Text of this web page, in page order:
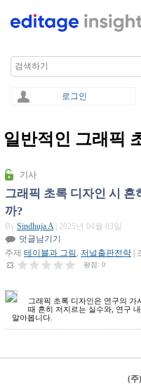
Search
로그인
You are here
일반적인 그래픽
기사
그래픽 초록 디자인 시 흔
까?
By Sindhuja A
| 2025년 04월 03일
덧글남기기
주제 테이블과 그림 , 저널출판전략 |
평점: 0
그래픽 초록 디자인은 연구의 가
때 흔히 저지르는 실수와, 연구
알아봅니다.
(주